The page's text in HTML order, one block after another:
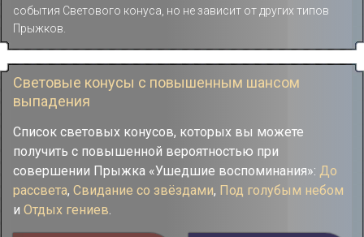
события Светового конуса, но не зависит от других типов
Прыжков.
Световые конусы с повышенным шансом
выпадения
Список световых конусов, которых вы можете
получить с повышенной вероятностью при
совершении Прыжка «Ушедшие воспоминания»: До
рассвета, Свидание со звёздами, Под голубым небом
и Отдых гениев.